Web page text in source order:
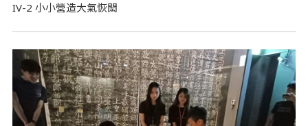
IV-2 小小營造大氣恢閎